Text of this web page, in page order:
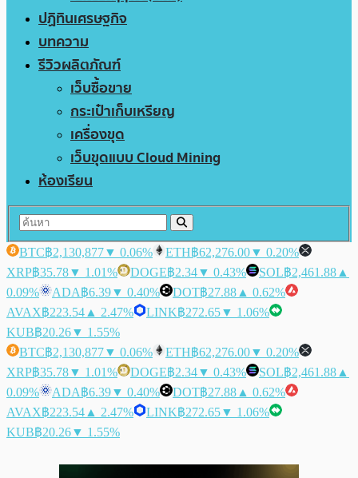
ปฏิทินเศรษฐกิจ
บทความ
รีวิวผลิตภัณฑ์
เว็บซื้อขาย
กระเป๋าเก็บเหรียญ
เครื่องขุด
เว็บขุดแบบ Cloud Mining
ห้องเรียน
BTC฿2,130,877▼ 0.06% ETH฿62,276.00▼ 0.20%
XRP฿35.78▼ 1.01% DOGE฿2.34▼ 0.43% SOL฿2,461.88 ▲
0.09%
ADA฿6.39▼ 0.40% DOT฿27.88 ▲ 0.62%
AVAX฿223.54 ▲ 2.47% LINK฿272.65▼ 1.06%
KUB฿20.26▼ 1.55%
BTC฿2,130,877▼ 0.06% ETH฿62,276.00▼ 0.20%
XRP฿35.78▼ 1.01% DOGE฿2.34▼ 0.43% SOL฿2,461.88 ▲
0.09%
ADA฿6.39▼ 0.40% DOT฿27.88 ▲ 0.62%
AVAX฿223.54 ▲ 2.47% LINK฿272.65▼ 1.06%
KUB฿20.26▼ 1.55%